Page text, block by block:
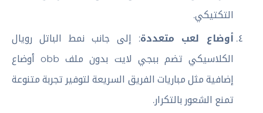
التكتيكي.
أوضاع لعب متعددة: إلى جانب نمط الباتل رويال
الكلاسيكي تضم ببجي لايت بدون ملف obb أوضاع
إضافية مثل مباريات الفريق السريعة لتوفير تجربة متنوعة
تمنع الشعور بالتكرار.